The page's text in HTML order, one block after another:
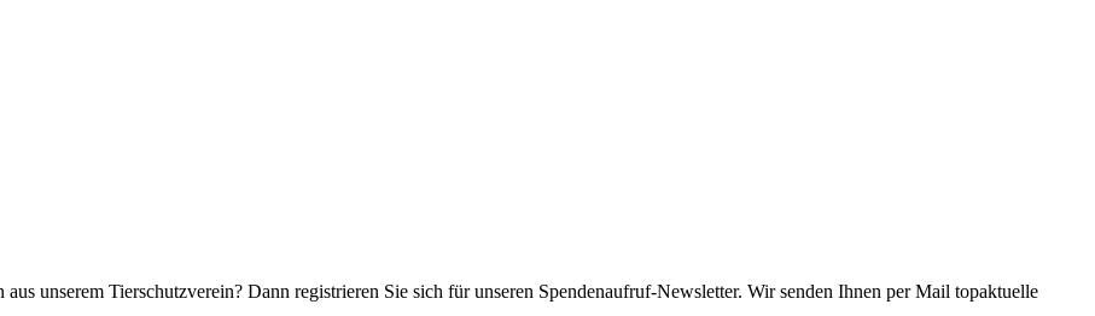
unserem Tierschutzverein? Dann registrieren Sie sich für unseren Spendenaufruf-Newsletter. Wir senden Ihnen per Mail topaktuelle